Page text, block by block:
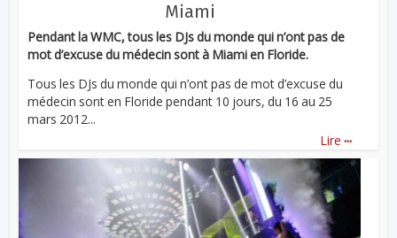
Miami
Pendant la WMC, tous les DJs du monde qui n’ont pas de
mot d’excuse du médecin sont à Miami en Floride.
Tous les DJs du monde qui n’ont pas de mot d’excuse du
médecin sont en Floride pendant 10 jours, du 16 au 25
mars 2012...
Lire ...